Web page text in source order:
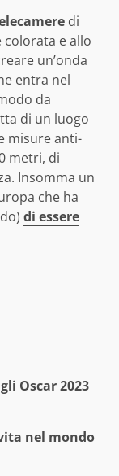
di
colorata e allo
un’onda
entra nel
da
di un luogo
misure anti-
metri, di
Insomma un
che ha
di essere
Oscar 2023
nel mondo